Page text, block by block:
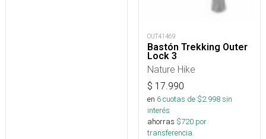
OUT41469
Bastón Trekking Outer
Lock 3
Nature Hike
$ 17.990
en 6cuotas de $2.998sin
interés
ahorras $720 por
transferencia.